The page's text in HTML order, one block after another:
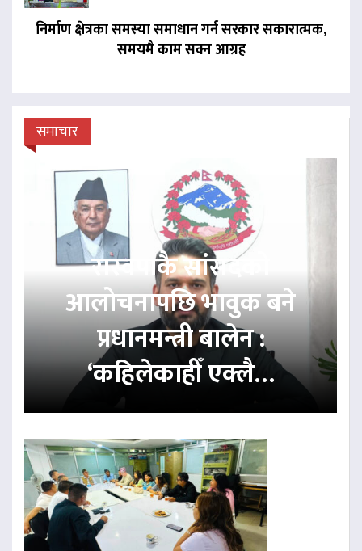
निर्माण क्षेत्रका समस्या समाधान गर्न सरकार सकारात्मक,
समयमै काम सक्न आग्रह
समाचार
रास्वपाकै सांसदको
आलोचनापछि भावुक बने
प्रधानमन्त्री बालेन :
‘कहिलेकाहीँ एक्लै…